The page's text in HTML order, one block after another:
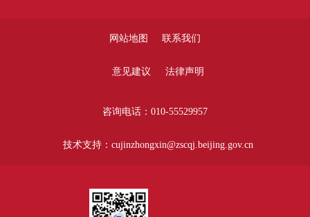
网站地图 联系我们
意见建议 法律声明
咨询电话：010-55529957
技术支持：cujinzhongxin@zscqj.beijing.gov.cn